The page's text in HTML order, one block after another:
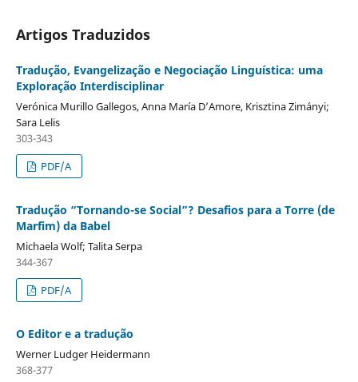
Artigos Traduzidos
Tradução, Evangelização e Negociação Linguística: uma
Exploração Interdisciplinar
Verónica Murillo Gallegos, Anna María D’Amore, Krisztina Zimányi;
Sara Lelis
303-343
PDF/A
Tradução “Tornando-se Social”? Desafios para a Torre (de
Marfim) da Babel
Michaela Wolf; Talita Serpa
344-367
PDF/A
O Editor e a tradução
Werner Ludger Heidermann
368-377